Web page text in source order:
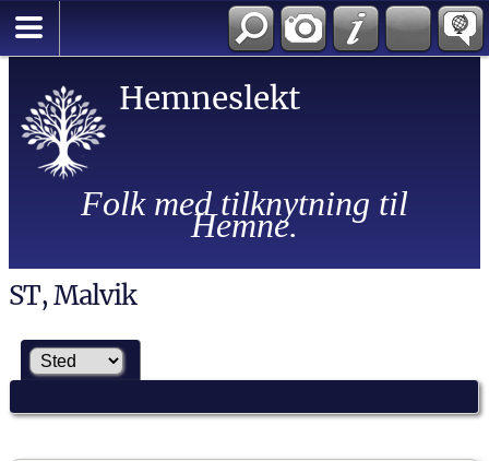
Hemneslekt
Folk med tilknytning til
Hemne.
ST, Malvik